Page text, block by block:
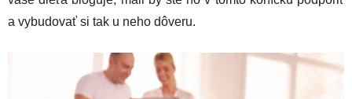
a vybudovať si tak u neho dôveru.